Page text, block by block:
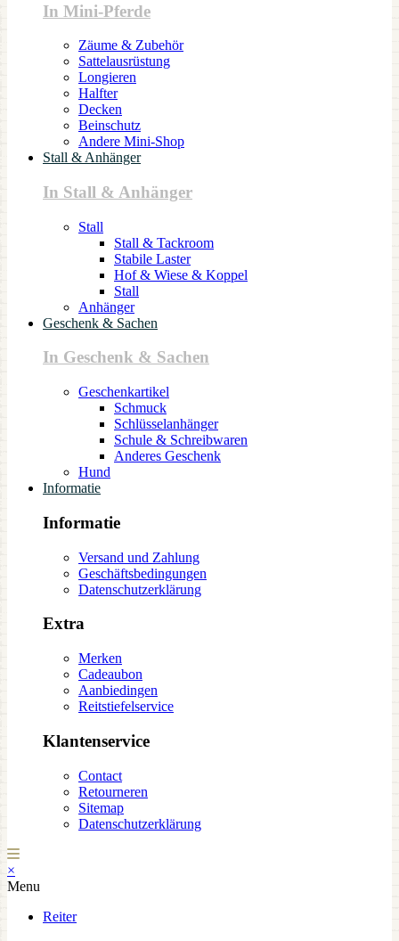
In Mini-Pferde
Zäume & Zubehör
Sattelausrüstung
Longieren
Halfter
Decken
Beinschutz
Andere Mini-Shop
Stall & Anhänger
In Stall & Anhänger
Stall
Stall & Tackroom
Stabile Laster
Hof & Wiese & Koppel
Stall
Anhänger
Geschenk & Sachen
In Geschenk & Sachen
Geschenkartikel
Schmuck
Schlüsselanhänger
Schule & Schreibwaren
Anderes Geschenk
Hund
Informatie
Informatie
Versand und Zahlung
Geschäftsbedingungen
Datenschutzerklärung
Extra
Merken
Cadeaubon
Aanbiedingen
Reitstiefelservice
Klantenservice
Contact
Retourneren
Sitemap
Datenschutzerklärung
×
Menu
Reiter